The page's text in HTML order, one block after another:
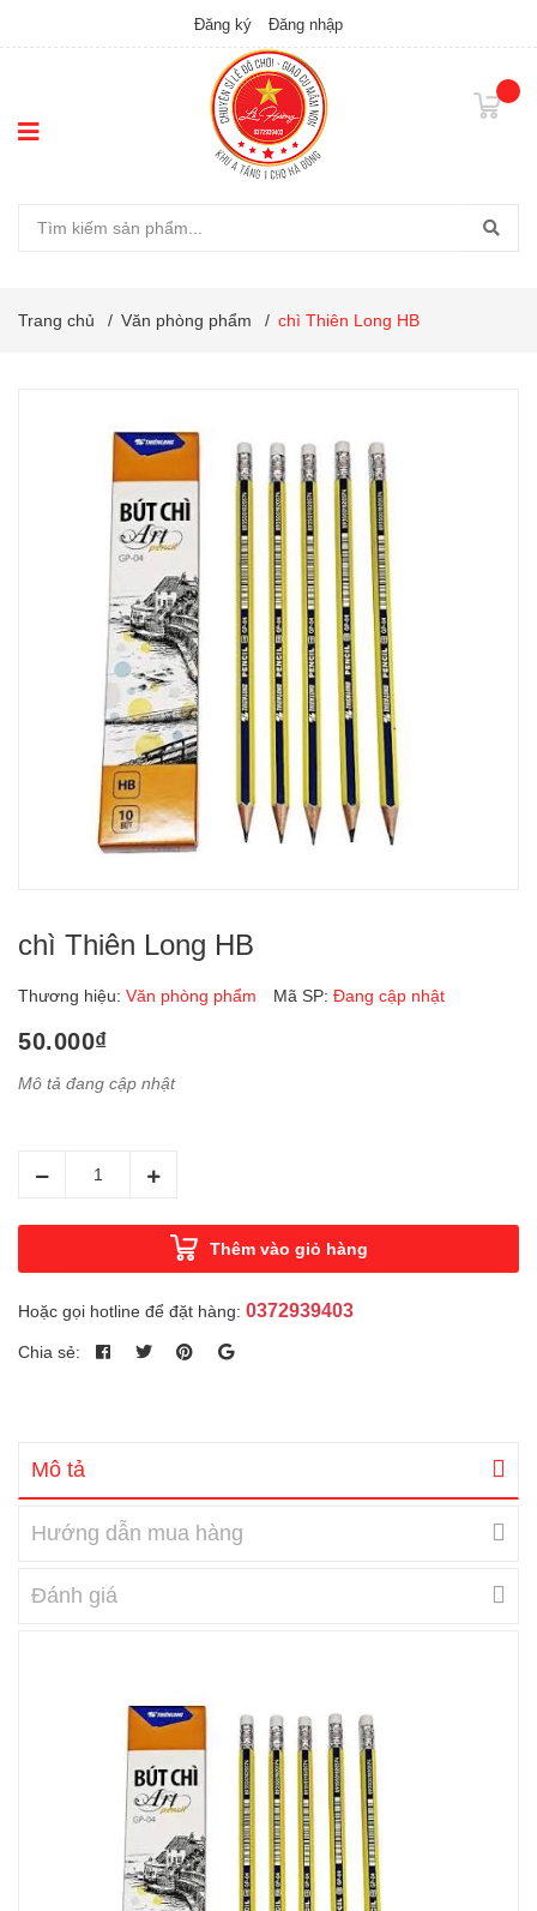
Đăng ký Đăng nhập
Trang chủ / Văn phòng phẩm / chì Thiên Long HB
chì Thiên Long HB
Thương hiệu: Văn phòng phẩm Mã SP: Đang cập nhật
50.000₫
Mô tả đang cập nhật
Thêm vào giỏ hàng
Hoặc gọi hotline để đặt hàng: 0372939403
Chia sẻ:
Mô tả
Hướng dẫn mua hàng
Đánh giá